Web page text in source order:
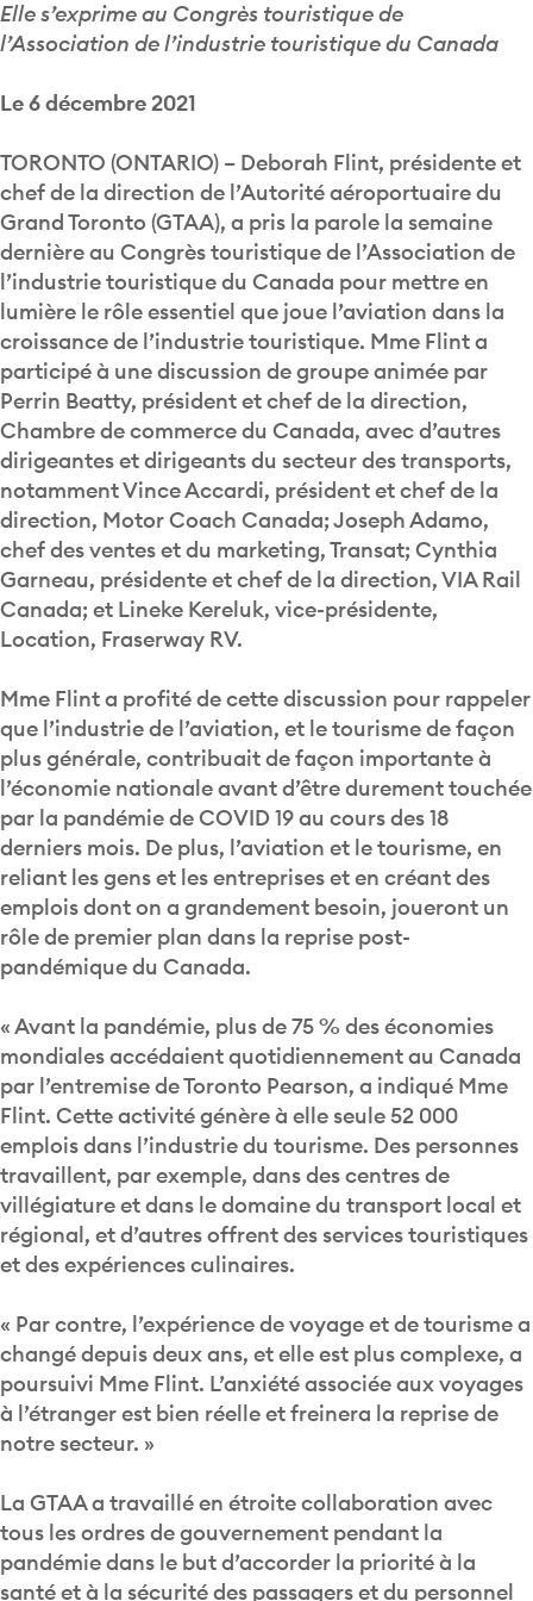
Elle s’exprime au Congrès touristique de
l’Association de l’industrie touristique du Canada
Le 6 décembre 2021
TORONTO (ONTARIO) – Deborah Flint, présidente et
chef de la direction de l’Autorité aéroportuaire du
Grand Toronto (GTAA), a pris la parole la semaine
dernière au Congrès touristique de l’Association de
l’industrie touristique du Canada pour mettre en
lumière le rôle essentiel que joue l’aviation dans la
croissance de l’industrie touristique. Mme Flint a
participé à une discussion de groupe animée par
Perrin Beatty, président et chef de la direction,
Chambre de commerce du Canada, avec d’autres
dirigeantes et dirigeants du secteur des transports,
notamment Vince Accardi, président et chef de la
direction, Motor Coach Canada; Joseph Adamo,
chef des ventes et du marketing, Transat; Cynthia
Garneau, présidente et chef de la direction, VIA Rail
Canada; et Lineke Kereluk, vice-présidente,
Location, Fraserway RV.
Mme Flint a profité de cette discussion pour rappeler
que l’industrie de l’aviation, et le tourisme de façon
plus générale, contribuait de façon importante à
l’économie nationale avant d’être durement touchée
par la pandémie de COVID 19 au cours des 18
derniers mois. De plus, l’aviation et le tourisme, en
reliant les gens et les entreprises et en créant des
emplois dont on a grandement besoin, joueront un
rôle de premier plan dans la reprise post-
pandémique du Canada.
« Avant la pandémie, plus de 75 % des économies
mondiales accédaient quotidiennement au Canada
par l’entremise de Toronto Pearson, a indiqué Mme
Flint. Cette activité génère à elle seule 52 000
emplois dans l’industrie du tourisme. Des personnes
travaillent, par exemple, dans des centres de
villégiature et dans le domaine du transport local et
régional, et d’autres offrent des services touristiques
et des expériences culinaires.
« Par contre, l’expérience de voyage et de tourisme a
changé depuis deux ans, et elle est plus complexe, a
poursuivi Mme Flint. L’anxiété associée aux voyages
à l’étranger est bien réelle et freinera la reprise de
notre secteur. »
La GTAA a travaillé en étroite collaboration avec
tous les ordres de gouvernement pendant la
pandémie dans le but d’accorder la priorité à la
santé et à la sécurité des passagers et du personnel